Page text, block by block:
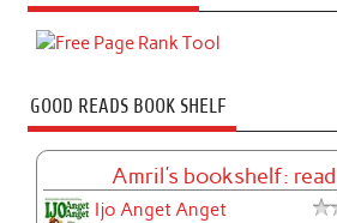
GOOD READS BOOK SHELF
Amril's bookshelf: read
Ijo Anget Anget